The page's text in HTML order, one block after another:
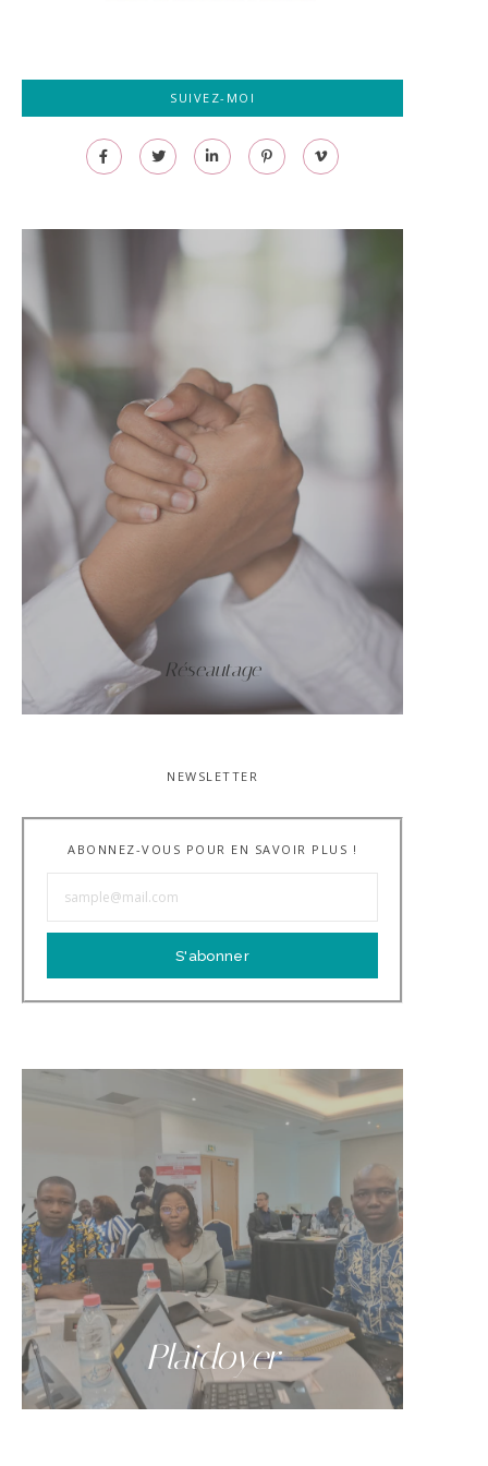
SUIVEZ-MOI
Réseautage
NEWSLETTER
ABONNEZ-VOUS POUR EN SAVOIR PLUS !
S'abonner
Plaidoyer